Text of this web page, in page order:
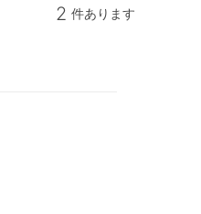
2 件あります